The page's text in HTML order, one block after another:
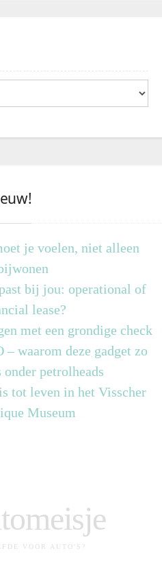
je voelen, niet alleen
bij jou: operational of
lease?
met een grondige check
– waarom deze gadget zo
petrolheads
tot leven in het Visscher
Museum
VOOR AUTO'S?